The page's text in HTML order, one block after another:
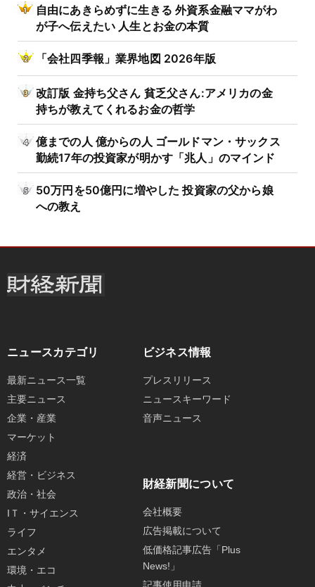
自由にあきらめずに生きる 外資系金融ママがわ
が子へ伝えたい 人生とお金の本質
「会社四季報」業界地図 2026年版
改訂版 金持ち父さん 貧乏父さん:アメリカの金
持ちが教えてくれるお金の哲学
億までの人 億からの人 ゴールドマン・サックス
勤続17年の投資家が明かす「兆人」のマインド
50万円を50億円に増やした 投資家の父から娘
への教え
ニュースカテゴリ
最新ニュース一覧
主要ニュース
企業・産業
マーケット
経済
経営・ビジネス
政治・社会
IＴ・サイエンス
ライフ
エンタメ
環境・エコ
ビジネス情報
プレスリリース
ニュースキーワード
音声ニュース
財経新聞について
会社概要
広告掲載について
低価格記事広告「Plus
News!」